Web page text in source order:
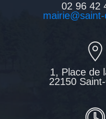
02 96 42
1, Place de
22150